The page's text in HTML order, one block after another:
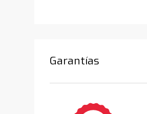
Garantías